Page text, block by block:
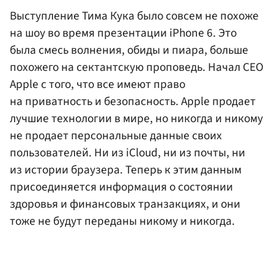
Выступление Тима Кука было совсем не похоже
на шоу во время презентации iPhone 6. Это
была смесь волнения, обиды и пиара, больше
похожего на сектантскую проповедь. Начал CEO
Apple с того, что все имеют право
на приватность и безопасность. Apple продает
лучшие технологии в мире, но никогда и никому
не продает персональные данные своих
пользователей. Ни из iCloud, ни из почты, ни
из истории браузера. Теперь к этим данным
присоединяется информация о состоянии
здоровья и финансовых транзакциях, и они
тоже не будут переданы никому и никогда.